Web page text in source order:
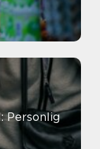
Personlig